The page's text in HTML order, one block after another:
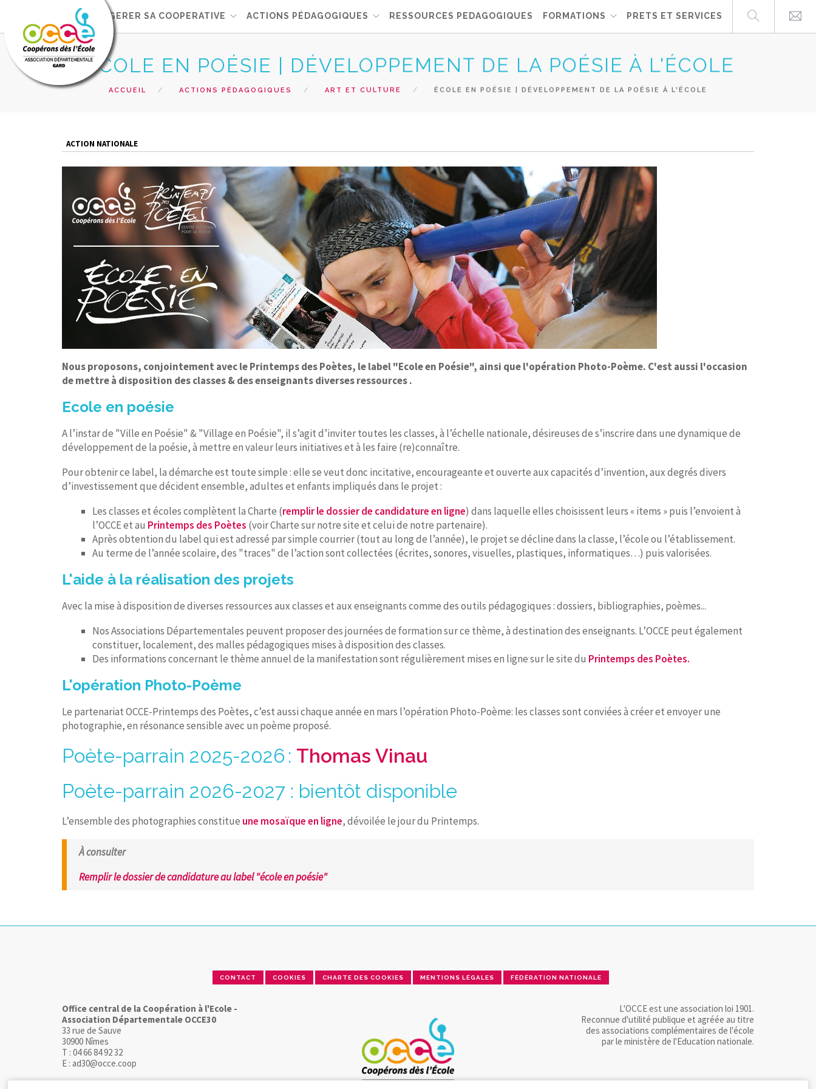
L'OCCE 30 GERER SA COOPERATIVE ACTIONS PÉDAGOGIQUES RESSOURCES PEDAGOGIQUES FORMATIONS PRETS ET SERVICES
ÉCOLE EN POÉSIE | DÉVELOPPEMENT DE LA POÉSIE À L'ÉCOLE
ACCUEIL ACTIONS PÉDAGOGIQUES ART ET CULTURE ÉCOLE EN POÉSIE | DÉVELOPPEMENT DE LA POÉSIE À L'ÉCOLE
ACTION NATIONALE
Nous proposons, conjointement avec le Printemps des Poètes, le label "Ecole en Poésie", ainsi que l'opération Photo-Poème. C'est aussi l'occasion
de mettre à disposition des classes & des enseignants diverses ressources .
Ecole en poésie
A l’instar de "Ville en Poésie" & "Village en Poésie", il s’agit d’inviter toutes les classes, à l’échelle nationale, désireuses de s’inscrire dans une dynamique de
développement de la poésie, à mettre en valeur leurs initiatives et à les faire (re)connaître.
Pour obtenir ce label, la démarche est toute simple : elle se veut donc incitative, encourageante et ouverte aux capacités d’invention, aux degrés divers
d’investissement que décident ensemble, adultes et enfants impliqués dans le projet :
Les classes et écoles complètent la Charte (remplir le dossier de candidature en ligne) dans laquelle elles choisissent leurs « items » puis l’envoient à
l’OCCE et au Printemps des Poètes (voir Charte sur notre site et celui de notre partenaire).
Après obtention du label qui est adressé par simple courrier (tout au long de l’année), le projet se décline dans la classe, l’école ou l’établissement.
Au terme de l’année scolaire, des "traces" de l’action sont collectées (écrites, sonores, visuelles, plastiques, informatiques…) puis valorisées.
L'aide à la réalisation des projets
Avec la mise à disposition de diverses ressources aux classes et aux enseignants comme des outils pédagogiques : dossiers, bibliographies, poèmes...
Nos Associations Départementales peuvent proposer des journées de formation sur ce thème, à destination des enseignants. L’OCCE peut également
constituer, localement, des malles pédagogiques mises à disposition des classes.
Des informations concernant le thème annuel de la manifestation sont régulièrement mises en ligne sur le site du Printemps des Poètes.
L'opération Photo-Poème
Le partenariat OCCE-Printemps des Poètes, c’est aussi chaque année en mars l’opération Photo-Poème: les classes sont conviées à créer et envoyer une
photographie, en résonance sensible avec un poème proposé.
Poète-parrain 2025-2026 : Thomas Vinau
Poète-parrain 2026-2027 : bientôt disponible
L’ensemble des photographies constitue une mosaïque en ligne, dévoilée le jour du Printemps.
À consulter
Remplir le dossier de candidature au label "école en poésie"
CONTACT COOKIES CHARTE DES COOKIES MENTIONS LÉGALES FÉDÉRATION NATIONALE
Office central de la Coopération à l'Ecole -
Association Départementale OCCE30
33 rue de Sauve
30900 Nîmes
T : 04 66 84 92 32
E : ad30@occe.coop
L'OCCE est une association loi 1901.
Reconnue d'utilité publique et agréée au titre
des associations complémentaires de l'école
par le ministère de l'Education nationale.